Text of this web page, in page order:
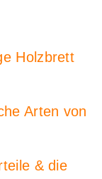
Holzbrett
Arten von
& die